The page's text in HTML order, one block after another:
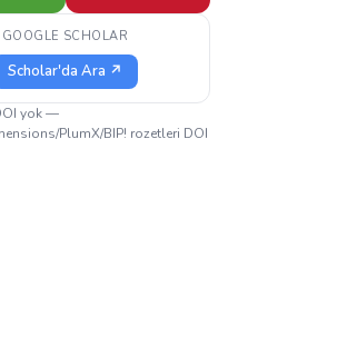
GOOGLE SCHOLAR
Scholar'da Ara ↗
yok —
PlumX/BIP! rozetleri DOI